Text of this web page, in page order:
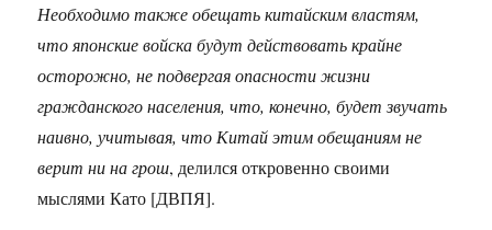
Необходимо также обещать китайским властям,
что японские войска будут действовать крайне
осторожно, не подвергая опасности жизни
гражданского населения, что, конечно, будет звучать
наивно, учитывая, что Китай этим обещаниям не
верит ни на грош, делился откровенно своими
мыслями Като [ДВПЯ].